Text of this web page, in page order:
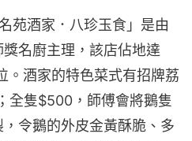
苑酒家．八珍玉食」是由
名廚主理，該店佔地達
。酒家的特色菜式有招牌荔
全隻$500，師傅會將鵝隻
令鵝的外皮金黃酥脆、多